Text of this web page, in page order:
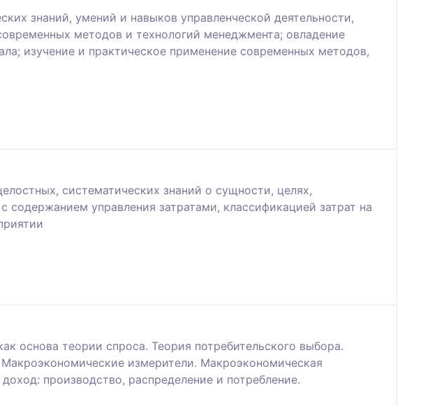
знаний, умений и навыков управленческой деятельности,
методов и технологий менеджмента; овладение
изучение и практическое применение современных методов,
систематических знаний о сущности, целях,
содержанием управления затратами, классификацией затрат на
основа теории спроса. Теория потребительского выбора.
измерители. Макроэкономическая
производство, распределение и потребление.